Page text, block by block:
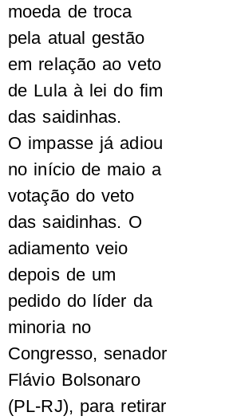
moeda de troca
pela atual gestão
em relação ao veto
de Lula à lei do fim
das saidinhas.
O impasse já adiou
no início de maio a
votação do veto
das saidinhas. O
adiamento veio
depois de um
pedido do líder da
minoria no
Congresso, senador
Flávio Bolsonaro
(PL-RJ), para retirar